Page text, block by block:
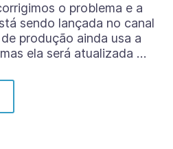
o problema e a
sendo lançada no canal
produção ainda usa a
ela será atualizada …